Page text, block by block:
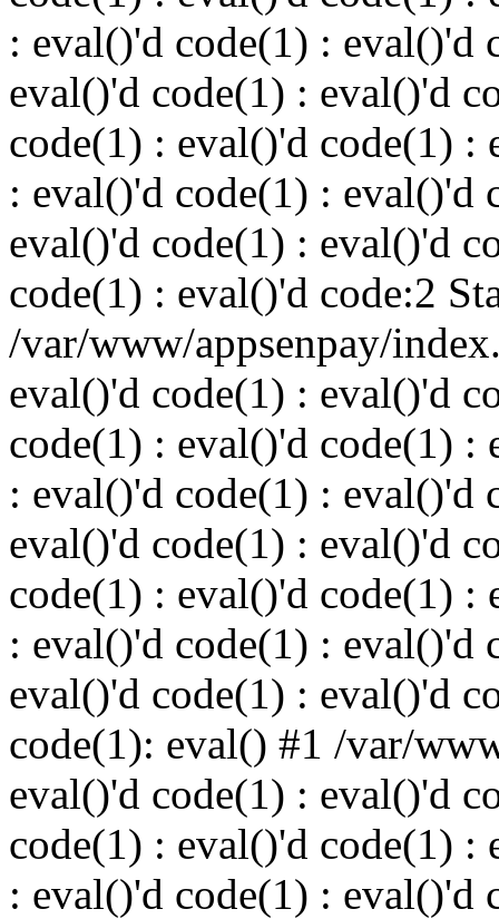
: eval()'d code(1) : eval()'d
eval()'d code(1) : eval()'d
code(1) : eval()'d code(1) :
: eval()'d code(1) : eval()'d
eval()'d code(1) : eval()'d
code(1) : eval()'d code:2
/var/www/appsenpay/
eval()'d code(1) : eval()'d
code(1) : eval()'d code(1) :
: eval()'d code(1) : eval()'d
eval()'d code(1) : eval()'d
code(1) : eval()'d code(1) :
: eval()'d code(1) : eval()'d
eval()'d code(1) : eval()'d
code(1): eval() #1 /var/
eval()'d code(1) : eval()'d
code(1) : eval()'d code(1) :
: eval()'d code(1) : eval()'d